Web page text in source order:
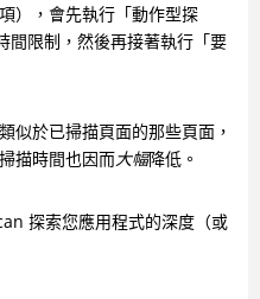
），會先執行「動作型探
間限制，然後再接著執行「要
似於已掃描頁面的那些頁面，
描時間也因而大幅降低。
探索您應用程式的深度（或